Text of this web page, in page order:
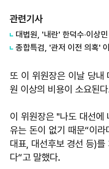
관련기사
또 이 위원장은 이날 당내
원 이상의 비용이 소요된
이 위원장은 "나도 대선에
유는 돈이 없기 때문“이
대표, 대선후보 경선 등)
다“고 말했다.